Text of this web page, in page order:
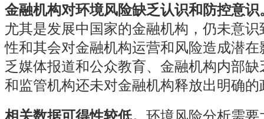
金融机构对环境风险缺乏认识和防控意识
尤其是发展中国家的金融机构，仍未意
性和其会对金融机构运营和风险造成潜
乏媒体报道和公众教育、金融机构内部
和监管机构还未对金融机构释放出明确
相关数据可得性较低。 环境风险分析需